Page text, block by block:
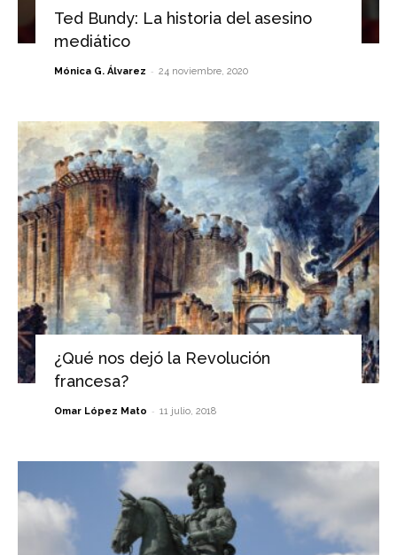
Ted Bundy: La historia del asesino
mediático
Mónica G. Álvarez - 24 noviembre, 2020
¿Qué nos dejó la Revolución
francesa?
Omar López Mato - 11 julio, 2018